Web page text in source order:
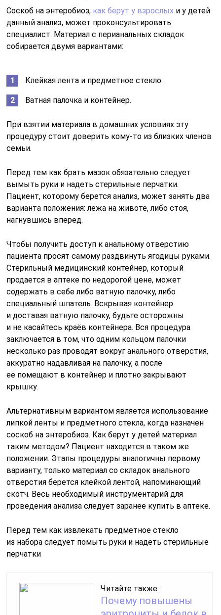
Соскоб на энтеробиоз, как берут у взрослых и у детей
данный анализ, может проконсультировать
специалист. Материал с перианальных складок
собирается двумя вариантами:
Клейкая лента и предметное стекло.
Ватная палочка и контейнер.
При взятии материала в домашних условиях эту
процедуру стоит доверить кому-то из близких членов
семьи.
Перед тем как брать мазок обязательно следует
вымыть руки и надеть стерильные перчатки.
Пациент, которому берется анализ, может занять два
варианта положения: лежа на животе, либо стоя,
нагнувшись вперед.
Чтобы получить доступ к анальному отверстию
пациента просят самому раздвинуть ягодицы руками.
Стерильный медицинский контейнер, который
продается в аптеке по недорогой цене, может
содержать в себе либо ватную палочку, либо
специальный шпатель. Вскрывая контейнер
и доставая ватную палочку, будьте осторожны
и не касайтесь краёв контейнера. Вся процедура
заключается в том, что одним кольцом палочки
несколько раз проводят вокруг анального отверстия,
аккуратно надавливая на палочку, а после
её помещают в контейнер и плотно закрывают
крышку.
Альтернативным вариантом является использование
липкой ленты и предметного стекла, когда назначен
соскоб на энтеробиоз. Как берут у детей материал
таким методом? Пациент находится в таком же
положении. Этапы процедуры аналогичны первому
варианту, только материал со складок анального
отверстия берется клейкой лентой, напоминающий
скотч. Весь необходимый инструментарий для
проведения анализа следует заранее купить в аптеке.
Перед тем как извлекать предметное стекло
из набора следует помыть руки и надеть стерильные
перчатки
Читайте также:
Почему повышены